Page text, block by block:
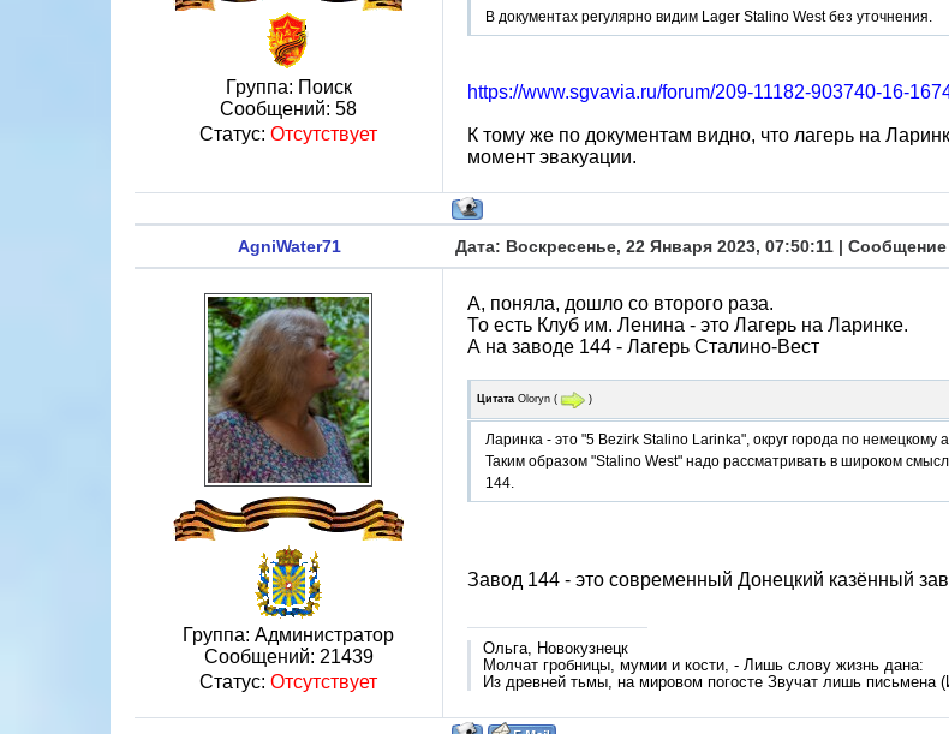
Группа: Поиск
Сообщений: 58
Статус: Отсутствует
В документах регулярно видим Lager Stalino West без уточнения.
https://www.sgvavia.ru/forum/209-11182-903740-16-
К тому же по документам видно, что лагерь на
момент эвакуации.
AgniWater71 Дата: Воскресенье, 22 Января 2023, 07:50:11 | Сообщение
Группа: Администратор
Сообщений: 21439
Статус: Отсутствует
А, поняла, дошло со второго раза.
То есть Клуб им. Ленина - это Лагерь на Ларинке.
А на заводе 144 - Лагерь Сталино-Вест
Цитата Oloryn ( )
Ларинка - это "5 Bezirk Stalinо Larinka", округ города по
Таким образом "Stalino West" надо рассматривать в широком
144.
Завод 144 - это современный Донецкий казённый
Ольга, Новокузнецк
Молчат гробницы, мумии и кости, - Лишь слову жизнь дана:
Из древней тьмы, на мировом погосте Звучат лишь письмена